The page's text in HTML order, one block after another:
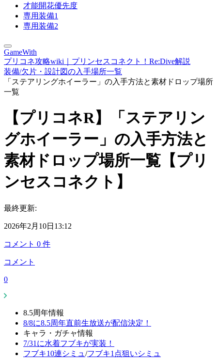
才能開花優先度
専用装備1
専用装備2
GameWith
プリコネ攻略wiki｜プリンセスコネクト！Re:Dive解説
装備/欠片・設計図の入手場所一覧
「ステアリングホイーラー」の入手方法と素材ドロップ場所
一覧
【プリコネR】「ステアリン
グホイーラー」の入手方法と
素材ドロップ場所一覧【プリ
ンセスコネクト】
最終更新:
2026年2月10日13:12
コメント 0 件
コメント
0
8.5周年情報
8/8に8.5周年直前生放送が配信決定！
キャラ・ガチャ情報
7/31に水着フブキが実装！
フブキ10連シミュ /フブキ1点狙いシミュ